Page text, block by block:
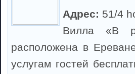
Адрес: 51/4
Вилла «В
расположена в
услугам гостей